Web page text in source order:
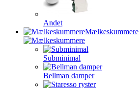
Andet
Mælkeskummere
Subminimal
Bellman damper